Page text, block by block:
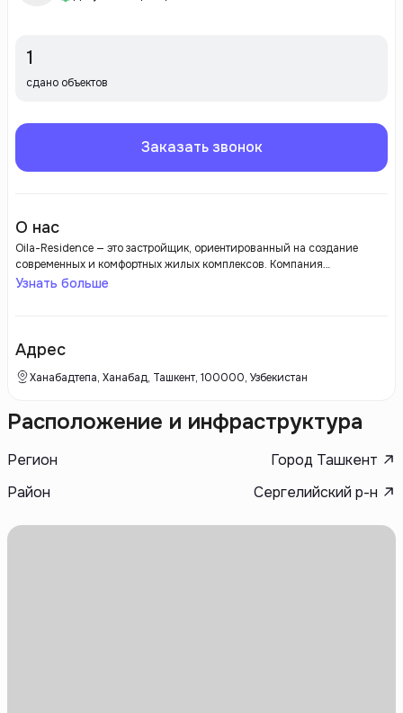
1
сдано объектов
Заказать звонок
О нас
Oila-Residence — это застройщик, ориентированный на создание
современных и комфортных жилых комплексов. Компания
акцентирует внимание на высоком качестве строительства,
стандартам и предлагают жилье, соответствующее ожиданиям
покупателей.
Узнать больше
Адрес
Ханабадтепа, Ханабад, Ташкент, 100000, Узбекистан
Расположение и инфраструктура
Регион
Город Ташкент
Район
Сергелийский р-н